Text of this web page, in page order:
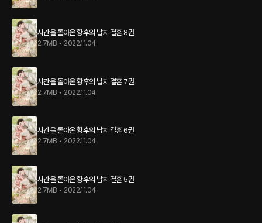
시간을 돌아온 황후의 납치 결혼 8권
2.7MB • 2022.11.04
시간을 돌아온 황후의 납치 결혼 7권
2.7MB • 2022.11.04
시간을 돌아온 황후의 납치 결혼 6권
2.7MB • 2022.11.04
시간을 돌아온 황후의 납치 결혼 5권
2.7MB • 2022.11.04